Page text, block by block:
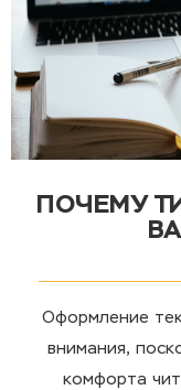
ПОЧЕМУ
Оформление
внимания,
комфорта